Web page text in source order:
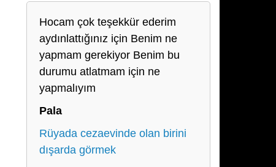
Hocam çok teşekkür ederim
aydınlattığınız için Benim ne
yapmam gerekiyor Benim bu
durumu atlatmam için ne
yapmalıyım
Pala
Rüyada cezaevinde olan birini
dışarda görmek